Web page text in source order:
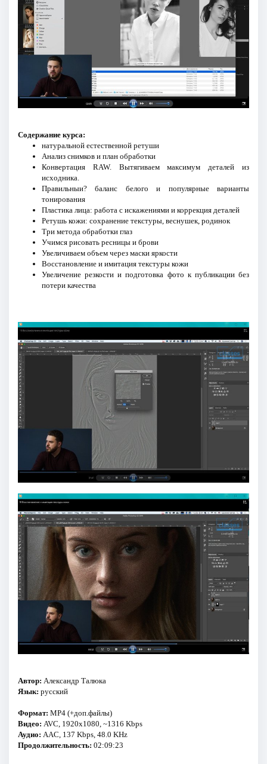
Содержание курса:
натуральной естественной ретуши
Анализ снимков и план обработки
Конвертация RAW. Вытягиваем максимум деталей из
исходника.
Правильныи? баланс белого и популярные варианты
тонирования
Пластика лица: работа с искажениями и коррекция деталей
Ретушь кожи: сохранение текстуры, веснушек, родинок
Три метода обработки глаз
Учимся рисовать ресницы и брови
Увеличиваем объем через маски яркости
Восстановление и имитация текстуры кожи
Увеличение резкости и подготовка фото к публикации без
потери качества
Автор: Александр Талюка
Язык: русский
Формат: MP4 (+доп.файлы)
Видео: AVC, 1920x1080, ~1316 Kbps
Аудио: AAC, 137 Kbps, 48.0 KHz
Продолжительность: 02:09:23